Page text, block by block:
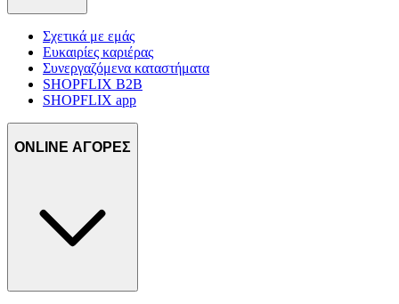
Σχετικά με εμάς
Ευκαιρίες καριέρας
Συνεργαζόμενα καταστήματα
SHOPFLIX B2B
SHOPFLIX app
ONLINE ΑΓΟΡΕΣ